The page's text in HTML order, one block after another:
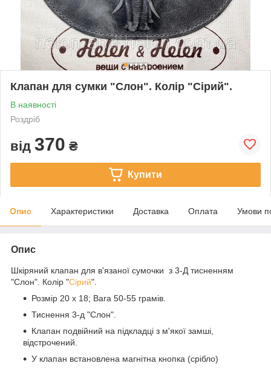
Клапан для сумки "Слон". Колір "Сірий".
В наявності
Роздріб
від 370 ₴
Купити
Опис Характеристики Доставка Оплата Умови
Опис
Шкіряний клапан для в'язаної сумочки з 3-Д тисненням
"Слон". Колір "Сірий".
Розмір 20 х 18; Вага 50-55 грамів.
Тиснення 3-д "Слон".
Клапан подвійний на підкладці з м'якої замші,
відстрочений.
У клапан встановлена магнітна кнопка (срібло)